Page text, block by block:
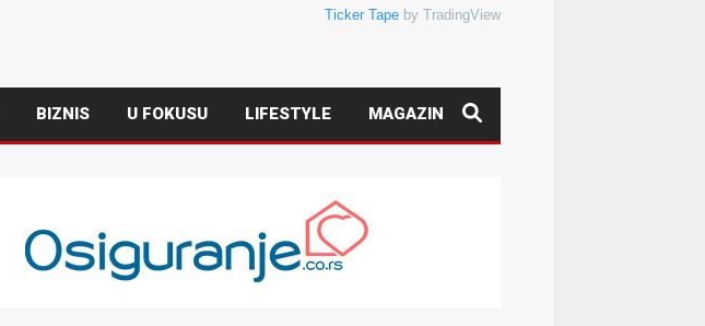
Ticker Tape by TradingView
BIZNIS U FOKUSU LIFESTYLE MAGAZIN